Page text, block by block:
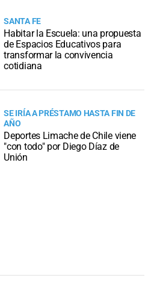
SANTA FE
Habitar la Escuela: una propuesta
de Espacios Educativos para
transformar la convivencia
cotidiana
SE IRÍA A PRÉSTAMO HASTA FIN DE
AÑO
Deportes Limache de Chile viene
"con todo" por Diego Díaz de
Unión